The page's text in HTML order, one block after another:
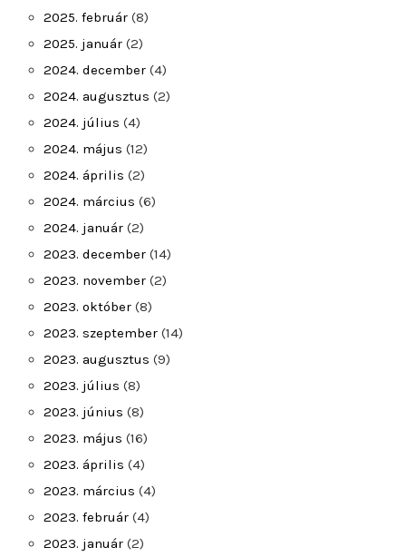
2025. február (8)
2025. január (2)
2024. december (4)
2024. augusztus (2)
2024. július (4)
2024. május (12)
2024. április (2)
2024. március (6)
2024. január (2)
2023. december (14)
2023. november (2)
2023. október (8)
2023. szeptember (14)
2023. augusztus (9)
2023. július (8)
2023. június (8)
2023. május (16)
2023. április (4)
2023. március (4)
2023. február (4)
2023. január (2)